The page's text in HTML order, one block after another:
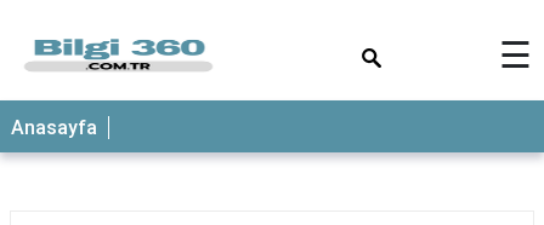
ANASAYFA
☰
Anasayfa